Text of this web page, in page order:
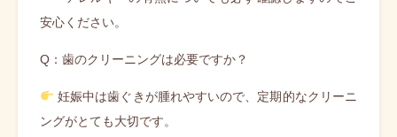
安心ください。
Q：歯のクリーニングは必要ですか？
妊娠中は歯ぐきが腫れやすいので、定期的なクリーニ
ングがとても大切です。